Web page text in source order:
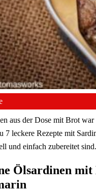
aus der Dose mit Brot war
7 leckere Rezepte mit
und einfach zubereitet sind.
Ölsardinen